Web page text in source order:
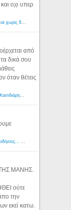
οχι υπερ
Εφορία: Κατάσχονται όλα ύστερα από 30 μέρες και χωρίς δικαστικές αποφάσεις - Λόγιος Ερμής
από
δικά σου
όταν θέτεις
Αμερικανοί ρατσιστές αναρωτιούνται αν ο Ηλίας Κασιδιάρης ανήκει στη λευκή φυλή... - Λόγιος Ερμής
Ένα βιβλίο που πολεμήθηκε γιατί ξυπνούσε συνειδήσεις... - Λόγιος Ερμής | Η γνώση ξεκινάει με την αναζήτηση...
ΜΑΝΗΣ.
ούτε
την
εκεί κατω.